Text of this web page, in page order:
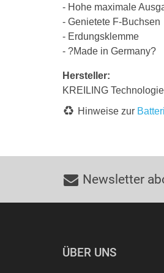
- Hohe maximale
- Genietete F-Buchsen
- Erdungsklemme
- ?Made in Germany?
Hersteller:
KREILING
Hinweise zur
Newsletter
ÜBER UNS